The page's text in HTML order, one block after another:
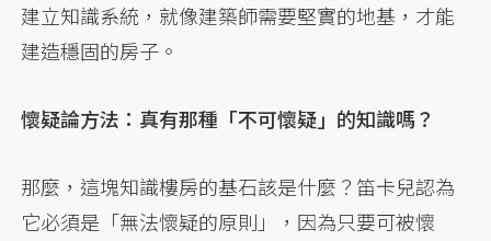
建立知識系統，就像建築師需要堅實的地基，才能
建造穩固的房子。
懷疑論方法：真有那種「不可懷疑」的知識嗎？
那麼，這塊知識樓房的基石該是什麼？笛卡兒認為
它必須是「無法懷疑的原則」，因為只要可被懷